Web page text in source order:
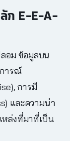
ก E-E-A-
อม ข้อมูลบน
ารณ์
การมี
และความน่า
หล่งที่มาที่เป็น